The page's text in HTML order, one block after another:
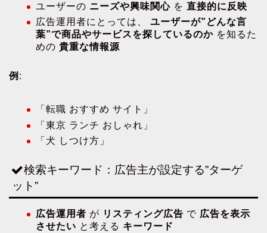
ユーザーの ニーズや興味関心 を 直接的に反映
広告運用者にとっては、 ユーザーが”どんな言
葉”で商品やサービスを探しているのか を知るた
めの 貴重な情報源
例 :
「転職 おすすめ サイト」
「東京 ランチ おしゃれ」
「犬 しつけ方」
検索キーワード：広告主が設定する”ターゲ
ット”
広告運用者 が リスティング広告 で 広告を表示
させたい と考える キーワード